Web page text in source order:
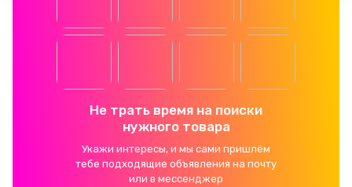
Не трать время на поиски
нужного товара
Укажи интересы, и мы сами пришлём
тебе подходящие объявления на почту
или в мессенджер